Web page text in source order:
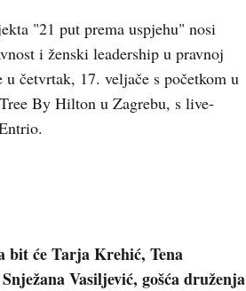
"21 put prema uspjehu" nosi
i ženski leadership u pravnoj
četvrtak, 17. veljače s početkom u
By Hilton u Zagrebu, s live-
bit će Tarja Krehić, Tena
Vasiljević, gošća druženja